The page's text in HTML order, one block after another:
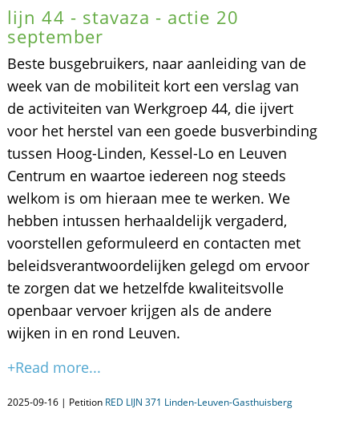
lijn 44 - stavaza - actie 20
september
Beste busgebruikers, naar aanleiding van de
week van de mobiliteit kort een verslag van
de activiteiten van Werkgroep 44, die ijvert
voor het herstel van een goede busverbinding
tussen Hoog-Linden, Kessel-Lo en Leuven
Centrum en waartoe iedereen nog steeds
welkom is om hieraan mee te werken. We
hebben intussen herhaaldelijk vergaderd,
voorstellen geformuleerd en contacten met
beleidsverantwoordelijken gelegd om ervoor
te zorgen dat we hetzelfde kwaliteitsvolle
openbaar vervoer krijgen als de andere
wijken in en rond Leuven.
+Read more...
2025-09-16 | Petition RED LIJN 371 Linden-Leuven-Gasthuisberg